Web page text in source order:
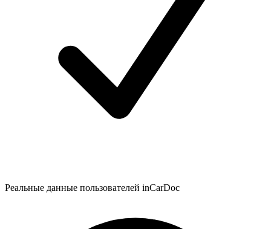
Реальные данные пользователей inCarDoc